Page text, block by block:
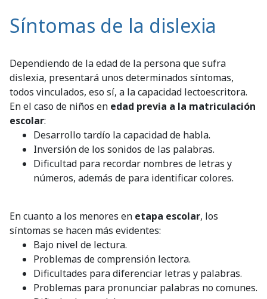
Síntomas de la dislexia
Dependiendo de la edad de la persona que sufra
dislexia, presentará unos determinados síntomas,
todos vinculados, eso sí, a la capacidad lectoescritora.
En el caso de niños en edad previa a la matriculación
escolar:
Desarrollo tardío la capacidad de habla.
Inversión de los sonidos de las palabras.
Dificultad para recordar nombres de letras y
números, además de para identificar colores.
En cuanto a los menores en etapa escolar, los
síntomas se hacen más evidentes:
Bajo nivel de lectura.
Problemas de comprensión lectora.
Dificultades para diferenciar letras y palabras.
Problemas para pronunciar palabras no comunes.